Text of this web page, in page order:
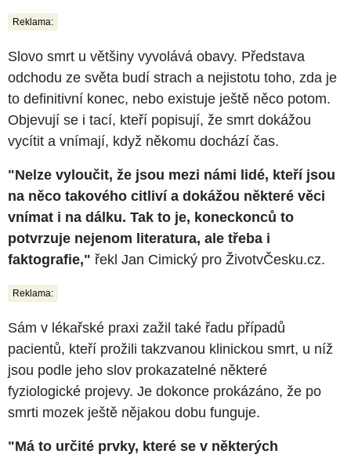
Reklama:
Slovo smrt u většiny vyvolává obavy. Představa
odchodu ze světa budí strach a nejistotu toho, zda je
to definitivní konec, nebo existuje ještě něco potom.
Objevují se i tací, kteří popisují, že smrt dokážou
vycítit a vnímají, když někomu dochází čas.
"Nelze vyloučit, že jsou mezi námi lidé, kteří jsou
na něco takového citliví a dokážou některé věci
vnímat i na dálku. Tak to je, koneckonců to
potvrzuje nejenom literatura, ale třeba i
faktografie," řekl Jan Cimický pro ŽivotvČesku.cz.
Reklama:
Sám v lékařské praxi zažil také řadu případů
pacientů, kteří prožili takzvanou klinickou smrt, u níž
jsou podle jeho slov prokazatelné některé
fyziologické projevy. Je dokonce prokázáno, že po
smrti mozek ještě nějakou dobu funguje.
"Má to určité prvky, které se v některých